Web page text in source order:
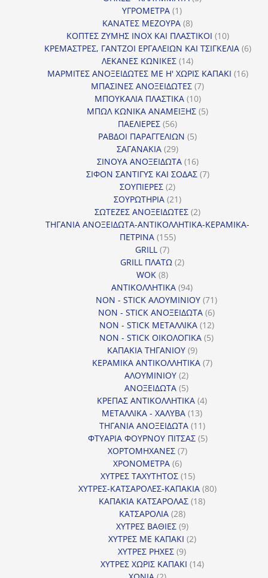
ΥΓΡΟΜΕΤΡΑ 11
προϊόν
ΚΑΝΑΤΕΣ ΜΕΖΟΥΡΑ 88
προϊόντα
ΚΟΠΤΕΣ ΖΥΜΗΣ INOX ΚΑΙ ΠΛΑΣΤΙΚΟΙ 1010
προϊόντα
ΚΡΕΜΑΣΤΡΕΣ, ΓΑΝΤΖΟΙ ΕΡΓΑΛΕΙΩΝ ΚΑΙ ΤΣΙΓΚΕΛΙΑ 66
ΛΕΚΑΝΕΣ ΚΩΝΙΚΕΣ 1414
προϊόντα
ΜΑΡΜΙΤΕΣ ΑΝΟΞΕΙΔΩΤΕΣ ΜΕ Η' ΧΩΡΙΣ ΚΑΠΑΚΙ 1616
ΜΠΑΣΙΝΕΣ ΑΝΟΞΕΙΔΩΤΕΣ 77
ΜΠΟΥΚΑΛΙΑ ΠΛΑΣΤΙΚΑ 1010
προϊόντα
ΜΠΩΛ ΚΩΝΙΚΑ ΑΝΑΜΕΙΞΗΣ 55
ΠΑΕΛΙΕΡΕΣ 5656
προϊόντα
ΡΑΒΔΟΙ ΠΑΡΑΓΓΕΛΙΩΝ 55
ΣΑΓΑΝΑΚΙΑ 2929
προϊόντα
ΣΙΝΟΥΑ ΑΝΟΞΕΙΔΩΤΑ 1616
προϊόντα
ΣΙΦΟΝ ΣΑΝΤΙΓΥΣ ΚΑΙ ΣΟΔΑΣ 77
ΣΟΥΠΙΕΡΕΣ 22
προϊόντα
ΣΟΥΡΩΤΗΡΙΑ 2121
προϊόντα
ΣΩΤΕΖΕΣ ΑΝΟΞΕΙΔΩΤΕΣ 22
προϊόντα
ΤΗΓΑΝΙΑ ΑΝΟΞΕΙΔΩΤΑ-ΑΝΤΙΚΟΛΛΗΤΙΚΑ-ΚΕΡΑΜΙΚΑ-
ΠΕΤΡΙΝΑ 155155
GRILL 77
προϊόντα
GRILL ΠΛΑΤΩ 22
WOK 88
προϊόντα
ΑΝΤΙΚΟΛΛΗΤΙΚΑ 9494
προϊόντα
NON - STICK ΑΛΟΥΜΙΝΙΟΥ 7171
προϊόντα
NON - STICK ΑΝΟΞΕΙΔΩΤΑ 66
προϊόντα
NON - STICK ΜΕΤΑΛΛΙΚΑ 1212
προϊόντα
NON - STICK ΟΙΚΟΛΟΓΙΚΑ 55
ΚΑΠΑΚΙΑ ΤΗΓΑΝΙΟΥ 99
προϊόντα
ΚΕΡΑΜΙΚΑ ΑΝΤΙΚΟΛΛΗΤΙΚΑ 77
ΑΛΟΥΜΙΝΙΟΥ 22
προϊόντα
ΑΝΟΞΕΙΔΩΤΑ 55
προϊόντα
ΚΡΕΠΑΣ ΑΝΤΙΚΟΛΛΗΤΙΚΑ 44
ΜΕΤΑΛΛΙΚΑ - ΧΑΛΥΒΑ 1313
προϊόντα
ΤΗΓΑΝΙΑ ΑΝΟΞΕΙΔΩΤΑ 1111
προϊόντα
ΦΤΥΑΡΙΑ ΦΟΥΡΝΟΥ ΠΙΤΣΑΣ 55
ΧΟΡΤΟΜΗΧΑΝΕΣ 77
ΧΡΟΝΟΜΕΤΡΑ 66
προϊόντα
ΧΥΤΡΕΣ ΤΑΧΥΤΗΤΟΣ 1515
προϊόντα
ΧΥΤΡΕΣ-ΚΑΤΣΑΡΟΛΕΣ-ΚΑΠΑΚΙΑ 8080
ΚΑΠΑΚΙΑ ΚΑΤΣΑΡΟΛΑΣ 1818
ΚΑΤΣΑΡΟΛΙΑ 2828
προϊόντα
ΧΥΤΡΕΣ ΒΑΘΙΕΣ 99
προϊόντα
ΧΥΤΡΕΣ ΜΕ ΚΑΠΑΚΙ 22
ΧΥΤΡΕΣ ΡΗΧΕΣ 99
προϊόντα
ΧΥΤΡΕΣ ΧΩΡΙΣ ΚΑΠΑΚΙ 1414